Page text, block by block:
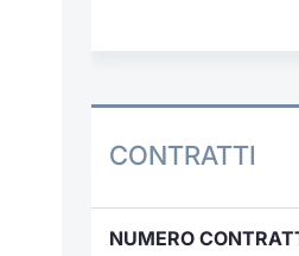
CONTRATTI
NUMERO